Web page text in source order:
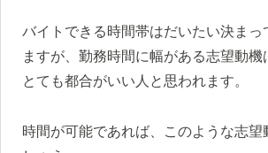
バイトできる時間帯はだいたい決まっ
ますが、勤務時間に幅がある志望動機
とても都合がいい人と思われます。
時間が可能であれば、このような志望